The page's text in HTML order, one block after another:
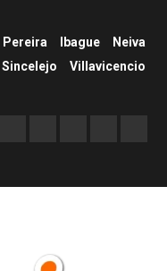
Pereira Ibague
Neiva
Sincelejo
Villavicencio